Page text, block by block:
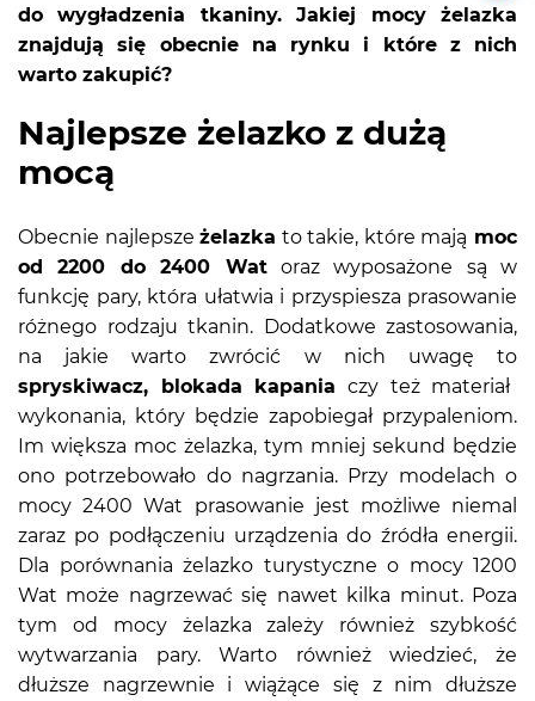
do wygładzenia tkaniny. Jakiej mocy żelazka
znajdują się obecnie na rynku i które z nich
warto zakupić?
Najlepsze żelazko z dużą
mocą
Obecnie najlepszeżelazka to takie, które mają moc
od 2200 do 2400 Watoraz wyposażone są w
funkcję pary, która ułatwia i przyspiesza prasowanie
różnego rodzaju tkanin. Dodatkowe zastosowania,
na jakie warto zwrócić w nich uwagę to
spryskiwacz, blokada kapania czy też materiał
wykonania, który będzie zapobiegał przypaleniom.
Im większa moc żelazka, tym mniej sekund będzie
ono potrzebowało do nagrzania. Przy modelach o
mocy 2400 Wat prasowanie jest możliwe niemal
zaraz po podłączeniu urządzenia do źródła energii.
Dla porównania żelazko turystyczne o mocy 1200
Wat może nagrzewać się nawet kilka minut. Poza
tym od mocy żelazka zależy również szybkość
wytwarzania pary. Warto również wiedzieć, że
dłuższe nagrzewnie i wiążące się z nim dłuższe